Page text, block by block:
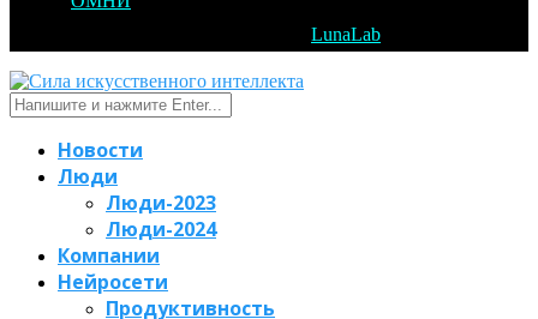
LunaLab
Новости
Люди
Люди-2023
Люди-2024
Компании
Нейросети
Продуктивность